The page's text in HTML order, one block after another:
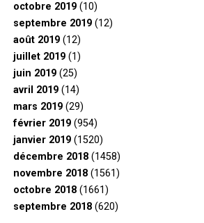
octobre 2019(10)
septembre 2019(12)
août 2019(12)
juillet 2019(1)
juin 2019(25)
avril 2019(14)
mars 2019(29)
février 2019(954)
janvier 2019(1520)
décembre 2018(1458)
novembre 2018(1561)
octobre 2018(1661)
septembre 2018(620)